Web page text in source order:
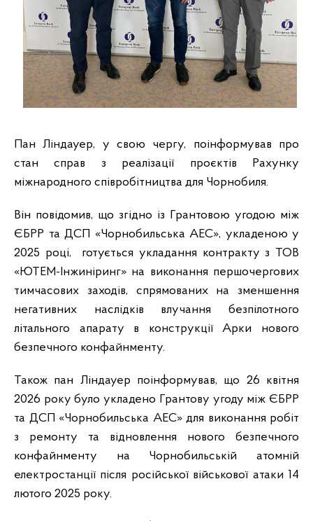
Пан Ліндауер, у свою чергу, поінформував про
стан справ з реалізації проєктів Рахунку
міжнародного співробітництва для Чорнобиля.
Він повідомив, що згідно із Грантовою угодою між
ЄБРР та ДСП «Чорнобильська АЕС», укладеною у
2025 році, готується укладання контракту з ТОВ
«ЮТЕМ-Інжиніринг» на виконання першочергових
тимчасових заходів, спрямованих на зменшення
негативних наслідків влучання безпілотного
літального апарату в конструкції Арки нового
безпечного конфайнменту.
Також пан Ліндауер поінформував, що 26 квітня
2026 року було укладено Грантову угоду між ЄБРР
та ДСП «Чорнобильська АЕС» для виконання робіт
з ремонту та відновлення нового безпечного
конфайнменту на Чорнобильській атомній
електростанції після російської військової атаки 14
лютого 2025 року.